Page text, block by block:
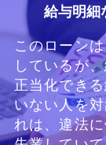
給与明細
このローン
しているが
正当化でき
いない人を
れは、違法